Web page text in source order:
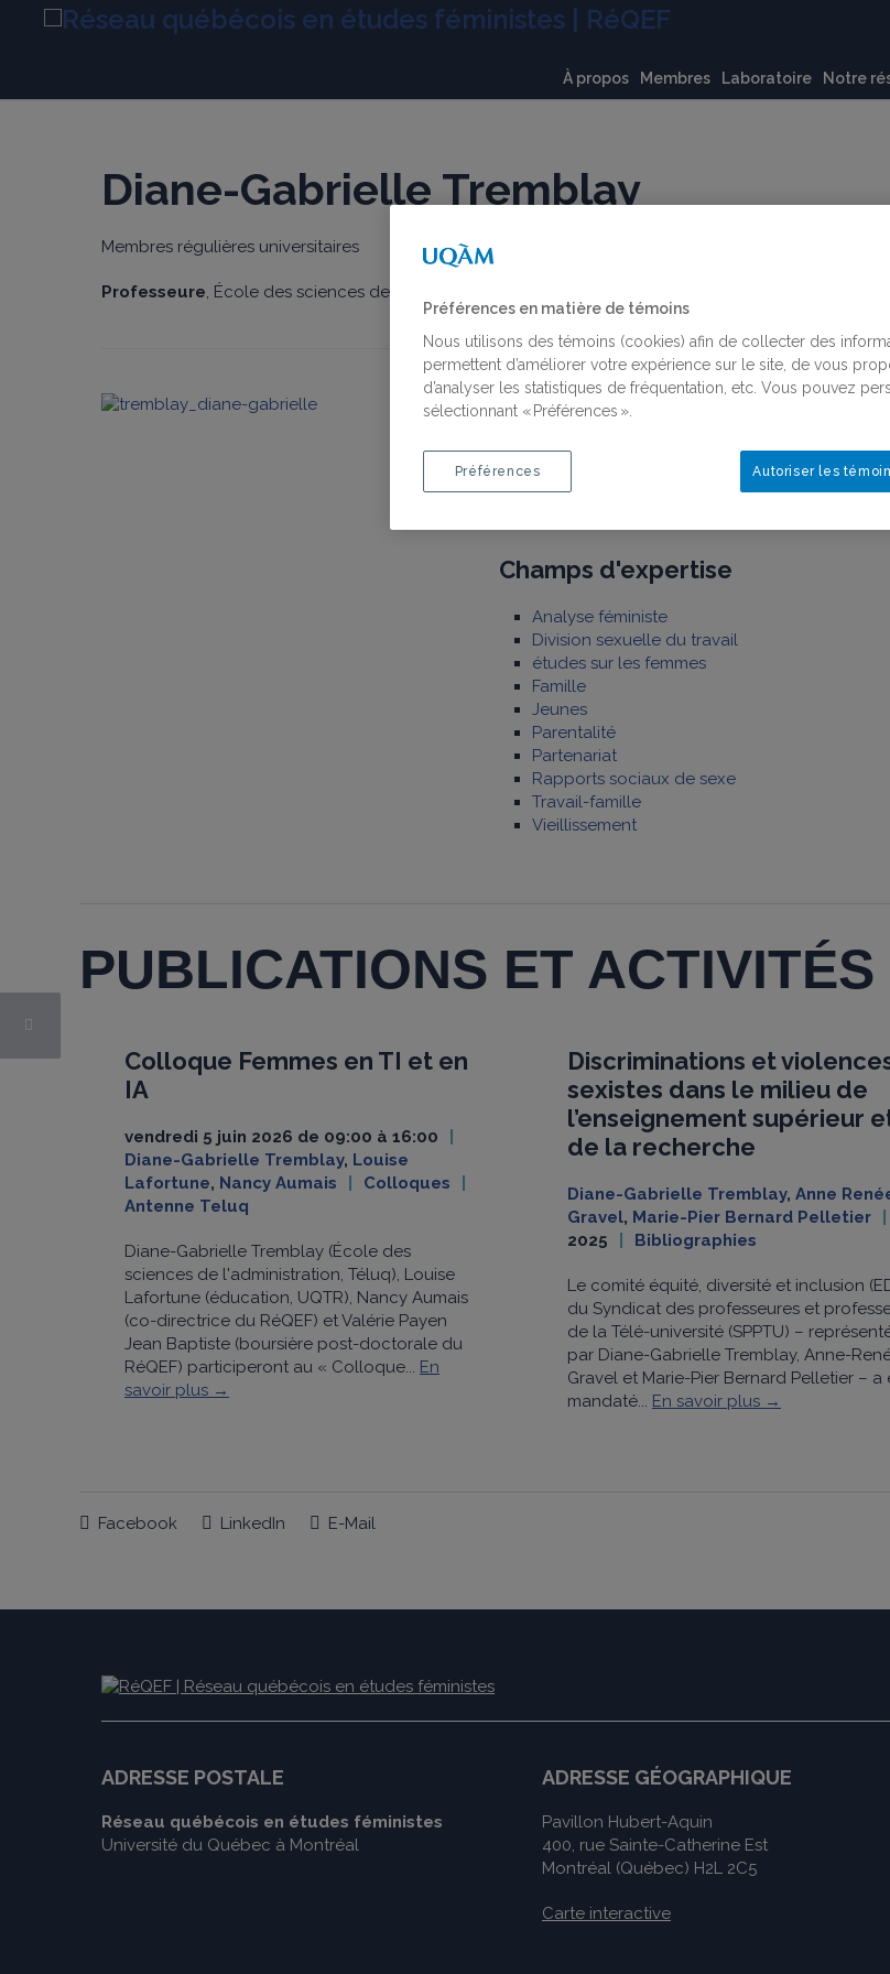
À propos Membres Laboratoire Notre
Diane-Gabrielle Tremblay
Membres régulières universitaires
Professeure, École des sciences de l’administration, Téluq
Membres régulières universitaires
https://www.teluq.ca/siteweb/univ/
514-843-2015 poste 2878
Champs d'expertise
Analyse féministe
Division sexuelle du travail
études sur les femmes
Famille
Jeunes
Parentalité
Partenariat
Rapports sociaux de sexe
Travail-famille
Vieillissement
PUBLICATIONS ET ACTIVITÉS
Colloque Femmes en TI et en
IA
vendredi 5 juin 2026 de 09:00 à 16:00
Diane-Gabrielle Tremblay, Louise
Lafortune, Nancy Aumais
Colloques
Antenne Teluq
Diane-Gabrielle Tremblay (École des
sciences de l'administration, Téluq), Louise
Lafortune (éducation, UQTR), Nancy Aumais
(co-directrice du RéQEF) et Valérie Payen
Jean Baptiste (boursière post-doctorale du
RéQEF) participeront au « Colloque... En
savoir plus →
Discriminations et
sexistes dans le milieu de
l’enseignement supérieur
de la recherche
Diane-Gabrielle Tremblay, Anne
Gravel, Marie-Pier Bernard Pelletier
2025
Bibliographies
Le comité équité, diversité et inclusion
du Syndicat des professeures et
de la Télé-université (SPPTU) –
par Diane-Gabrielle Tremblay, Anne-
Gravel et Marie-Pier Bernard Pelletier – a
mandaté... En savoir plus →
Facebook LinkedIn E-Mail
ADRESSE POSTALE
Réseau québécois en études féministes
Université du Québec à Montréal
ADRESSE GÉOGRAPHIQUE
Pavillon Hubert-Aquin
400, rue Sainte-Catherine Est
Montréal (Québec) H2L 2C5
Carte interactive
Préférences en matière de témoins
Nous utilisons des témoins (cookies) afin de collecter des
permettent d’améliorer votre expérience sur le site, de vous
d’analyser les statistiques de fréquentation, etc. Vous pouvez
sélectionnant « Préférences ».
Autoriser les
Préférences